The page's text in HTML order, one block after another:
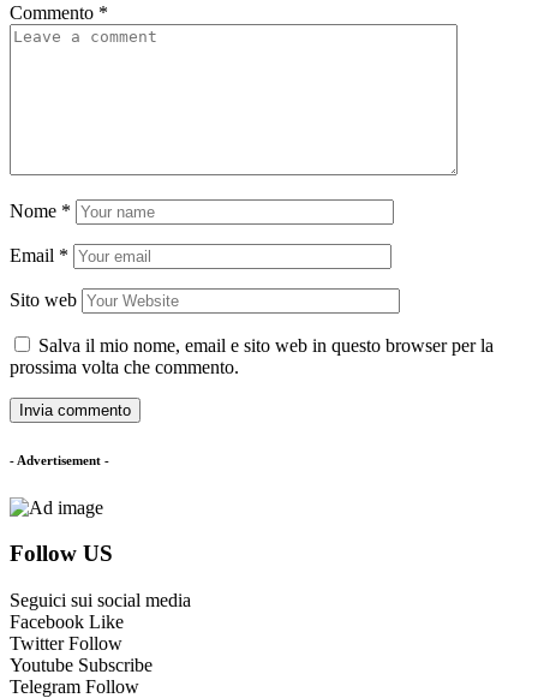
Commento *
Nome *
Email *
Sito web
Salva il mio nome, email e sito web in questo browser per la
prossima volta che commento.
- Advertisement -
Follow US
Seguici sui social media
Facebook Like
Twitter Follow
Youtube Subscribe
Telegram Follow